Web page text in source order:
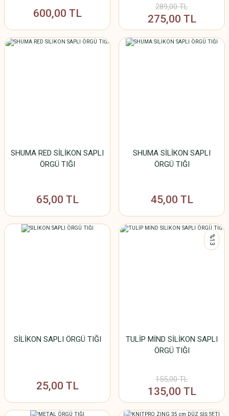
600,00 TL
289,00 TL
275,00 TL
SHUMA RED SİLİKON SAPLI
ÖRGÜ TIĞI
65,00 TL
SHUMA SİLİKON SAPLI
ÖRGÜ TIĞI
45,00 TL
SİLİKON SAPLI ÖRGÜ TIĞI
25,00 TL
%13
TULİP MİND SİLİKON SAPLI
ÖRGÜ TIĞI
155,00 TL
135,00 TL